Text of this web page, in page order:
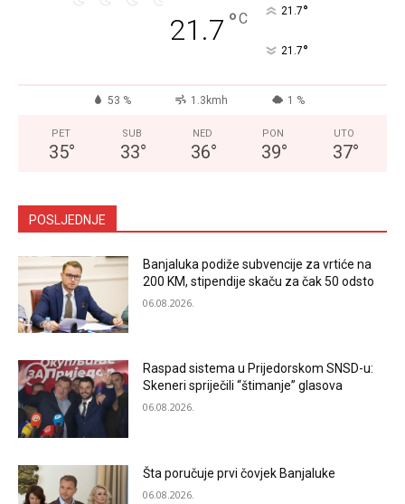
21.7 °C 21.7°
21.7°
53 % 1.3kmh 1 %
PET
35°
SUB
33°
NED
36°
PON
39°
UTO
37°
POSLJEDNJE
Banjaluka podiže subvencije za vrtiće na
200 KM, stipendije skaču za čak 50 odsto
06.08.2026.
Raspad sistema u Prijedorskom SNSD-u:
Skeneri spriječili “štimanje” glasova
06.08.2026.
Šta poručuje prvi čovjek Banjaluke
06.08.2026.